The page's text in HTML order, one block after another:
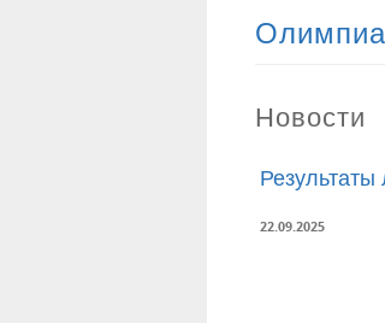
Новости
22.09.2025